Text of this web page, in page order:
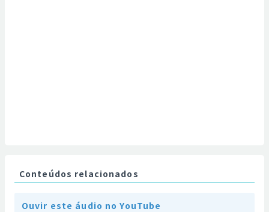
Conteúdos relacionados
Ouvir este áudio no YouTube